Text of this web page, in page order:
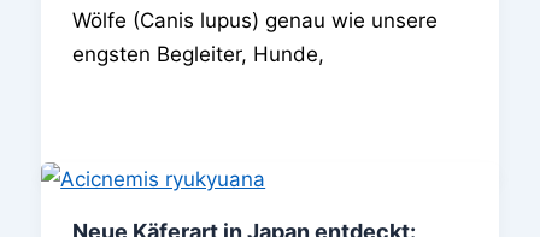
Wölfe (Canis lupus) genau wie unsere
engsten Begleiter, Hunde,
Neue Käferart in Japan entdeckt: